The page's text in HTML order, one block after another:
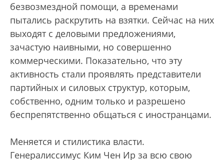
безвозмездной помощи, а временами
пытались раскрутить на взятки. Сейчас на них
выходят с деловыми предложениями,
зачастую наивными, но совершенно
коммерческими. Показательно, что эту
активность стали проявлять представители
партийных и силовых структур, которым,
собственно, одним только и разрешено
беспрепятственно общаться с иностранцами.
Меняется и стилистика власти.
Генералиссимус Ким Чен Ир за всю свою